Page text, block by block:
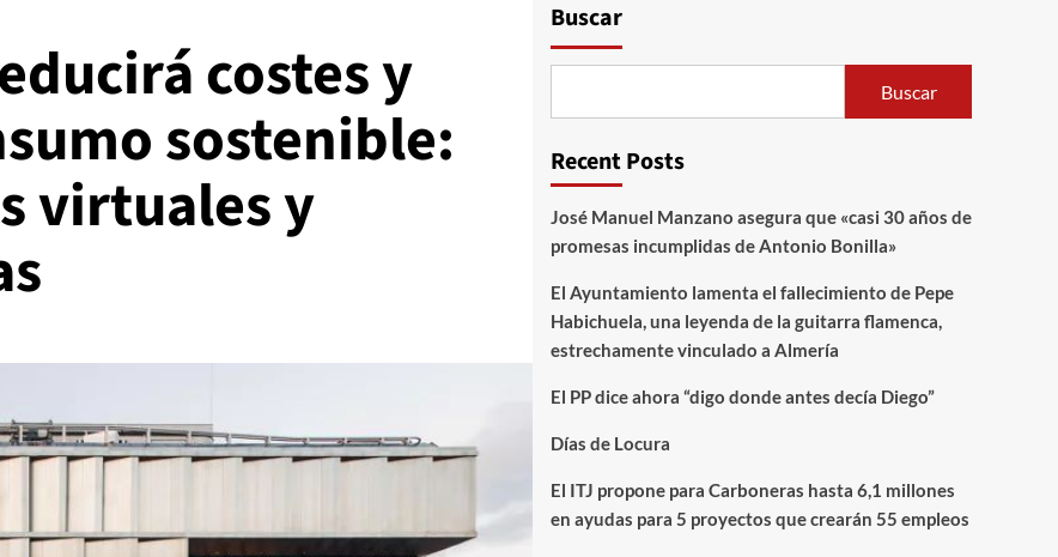
costes y
sostenible:
virtuales y
Buscar
Buscar
Recent Posts
José Manuel Manzano asegura que «casi 30 años de
promesas incumplidas de Antonio Bonilla»
El Ayuntamiento lamenta el fallecimiento de Pepe
Habichuela, una leyenda de la guitarra flamenca,
estrechamente vinculado a Almería
El PP dice ahora “digo donde antes decía Diego”
Días de Locura
El ITJ propone para Carboneras hasta 6,1 millones
en ayudas para 5 proyectos que crearán 55 empleos